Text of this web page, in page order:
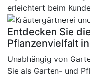
erleichtert beim
Entdecken Sie
Pflanzenvielfalt
Unabhängig von
Sie als Garten- und